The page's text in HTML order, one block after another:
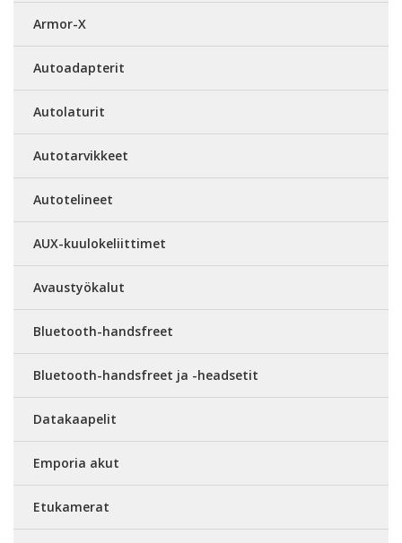
Armor-X
Autoadapterit
Autolaturit
Autotarvikkeet
Autotelineet
AUX-kuulokeliittimet
Avaustyökalut
Bluetooth-handsfreet
Bluetooth-handsfreet ja -headsetit
Datakaapelit
Emporia akut
Etukamerat